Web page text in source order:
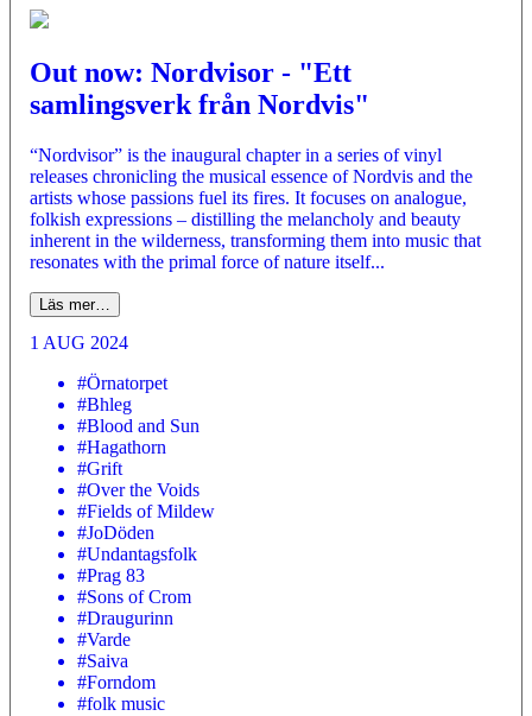
Out now: Nordvisor - "Ett
samlingsverk från Nordvis"
“Nordvisor” is the inaugural chapter in a series of vinyl
releases chronicling the musical essence of Nordvis and the
artists whose passions fuel its fires. It focuses on analogue,
folkish expressions – distilling the melancholy and beauty
inherent in the wilderness, transforming them into music that
resonates with the primal force of nature itself...
Läs mer…
1 AUG 2024
#Örnatorpet
#Bhleg
#Blood and Sun
#Hagathorn
#Grift
#Over the Voids
#Fields of Mildew
#JoDöden
#Undantagsfolk
#Prag 83
#Sons of Crom
#Draugurinn
#Varde
#Saiva
#Forndom
#folk music